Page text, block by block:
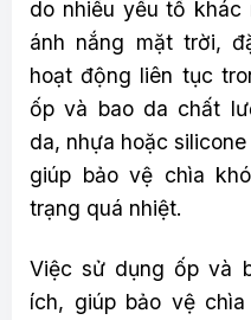
do nhiều yếu tố
ánh nắng mặt trời,
hoạt động liên tục
ốp và bao da chất
da, nhựa hoặc
giúp bảo vệ chìa
trạng quá nhiệt.
Việc sử dụng ốp và
ích, giúp bảo vệ